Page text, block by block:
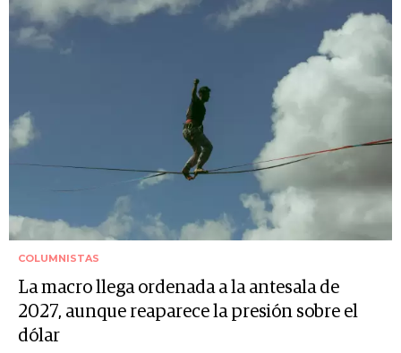
COLUMNISTAS
La macro llega ordenada a la antesala de
2027, aunque reaparece la presión sobre el
dólar